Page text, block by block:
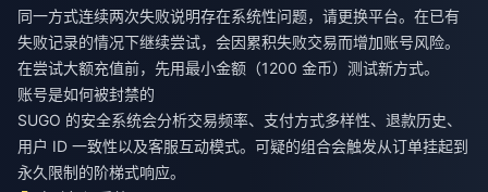
同一方式连续两次失败说明存在系统性问题，请更换平台。在已有
失败记录的情况下继续尝试，会因累积失败交易而增加账号风险。
在尝试大额充值前，先用最小金额（1200 金币）测试新方式。
账号是如何被封禁的
SUGO 的安全系统会分析交易频率、支付方式多样性、退款历史、
用户 ID 一致性以及客服互动模式。可疑的组合会触发从订单挂起到
永久限制的阶梯式响应。